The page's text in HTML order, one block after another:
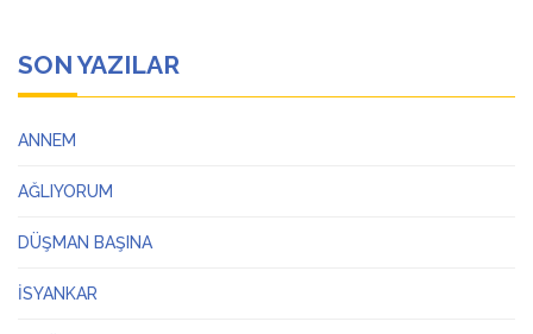
SON YAZILAR
ANNEM
AĞLIYORUM
DÜŞMAN BAŞINA
İSYANKAR